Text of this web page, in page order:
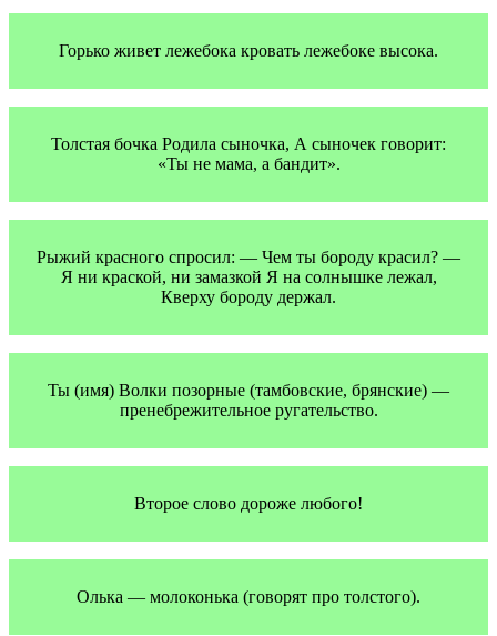
Горько живет лежебока кровать лежебоке высока.
Толстая бочка Родила сыночка, А сыночек говорит:
«Ты не мама, а бандит».
Рыжий красного спросил: — Чем ты бороду красил? —
Я ни краской, ни замазкой Я на солнышке лежал,
Кверху бороду держал.
Ты (имя) Волки позорные (тамбовские, брянские) —
пренебрежительное ругательство.
Второе слово дороже любого!
Олька — молоконька (говорят про толстого).